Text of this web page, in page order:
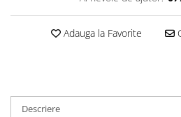
Casute de papusi
MACHETE MOTOCICLETE SI
BICICLETE
de Raliu la Diverse Scari
Articole Petrecere
ARTICOLE PENTRU VALENTINE'S
BALOANE MUZICALE
Adauga la Favorite
Descriere